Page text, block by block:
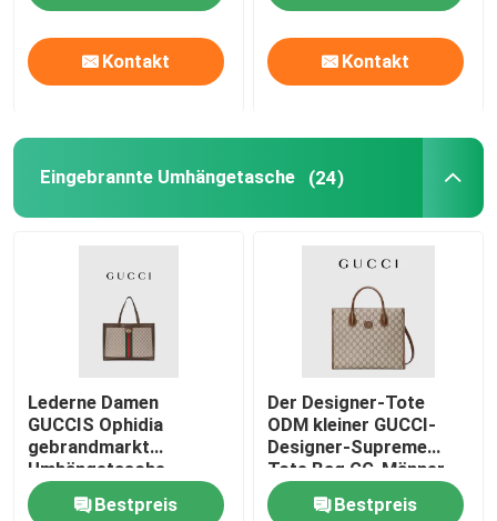
Gebrandmarkte Damen Handtasche
Eingebrannte Umhängetasche
Kundenspezifische eingebrannte Taschen
Die Tasche der gebrandmarkten Männer
Designer Monogram Bag
Sattel-Schultertasche
Kontakt Kontakt
Eingebrannte Umhängetasche (24)
Lederne Damen
GUCCIS Ophidia
gebrandmarkt
Umhängetasche-
Einkaufstotalisator
Bestpreis
Der Designer-Tote
ODM kleiner GUCCI-
Designer-Supreme
Tote Bag GG-Männer
Bestpreis